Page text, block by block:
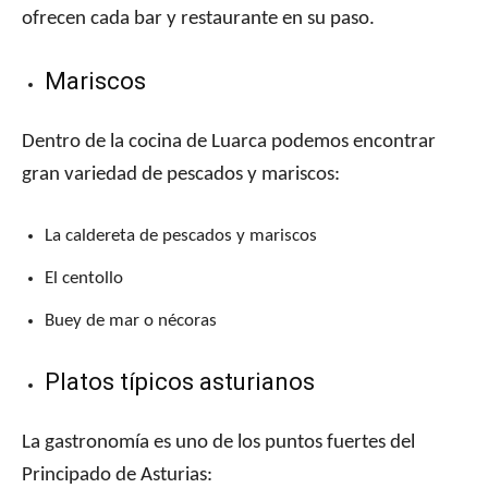
ofrecen cada bar y restaurante en su paso.
Mariscos
Dentro de la cocina de Luarca podemos encontrar
gran variedad de pescados y mariscos:
La caldereta de pescados y mariscos
El centollo
Buey de mar o nécoras
Platos típicos asturianos
La gastronomía es uno de los puntos fuertes del
Principado de Asturias: